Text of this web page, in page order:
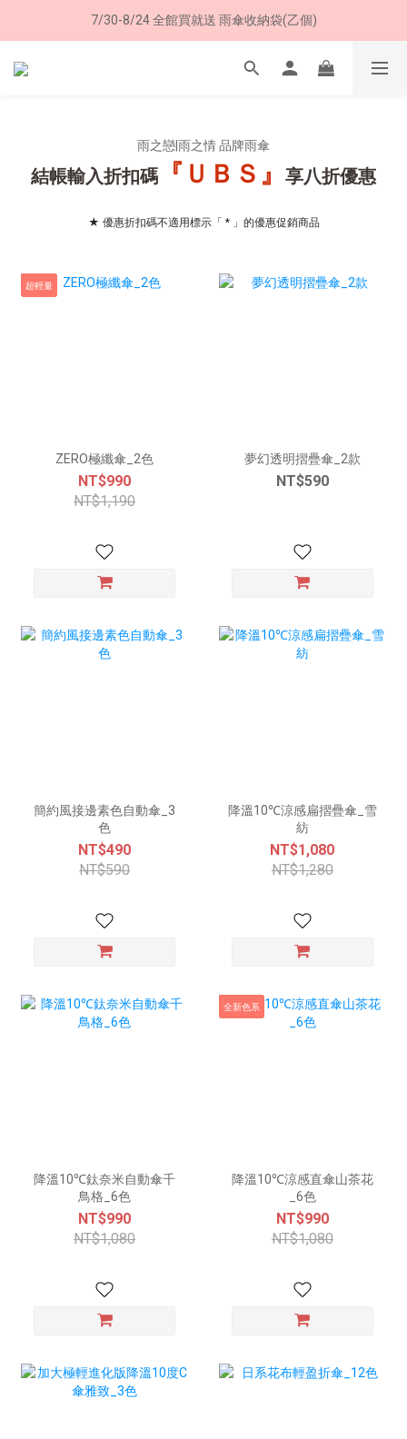
8/8 父親節限定 超商取貨免運費
7/30-8/24 全館買就送 雨傘收納袋(乙個)
雨之戀|雨之情 品牌雨傘
結帳輸入折扣碼 『ＵＢＳ』 享八折優惠
★ 優惠折扣碼不適用標示「 * 」的優惠促銷商品
超輕量
ZERO極纖傘_2色
NT$990
NT$1,190
夢幻透明摺疊傘_2款
NT$590
簡約風接邊素色自動傘_3
色
NT$490
NT$590
降溫10℃涼感扁摺疊傘_雪
紡
NT$1,080
NT$1,280
降溫10℃鈦奈米自動傘千
鳥格_6色
NT$990
NT$1,080
全新色系
降溫10℃涼感直傘山茶花
_6色
NT$990
NT$1,080